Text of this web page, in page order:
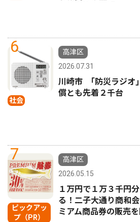
6
社会
高津区
2026.07.31
川崎市 ｢防災ラジオ
償とも先着２千台
7
ピックアッ
プ（PR）
高津区
2026.05.15
１万円で１万３千円
る！二子大通り商和
ミアム商品券の販売を